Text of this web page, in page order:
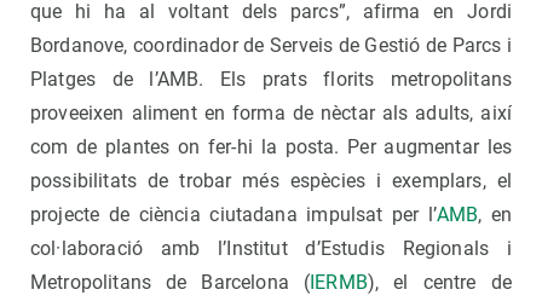
que hi ha al voltant dels parcs”, afirma en Jordi
Bordanove, coordinador de Serveis de Gestió de Parcs i
Platges de l’AMB. Els prats florits metropolitans
proveeixen aliment en forma de nèctar als adults, així
com de plantes on fer-hi la posta. Per augmentar les
possibilitats de trobar més espècies i exemplars, el
projecte de ciència ciutadana impulsat per l’AMB, en
col·laboració amb l’Institut d’Estudis Regionals i
Metropolitans de Barcelona ( IERMB), el centre de